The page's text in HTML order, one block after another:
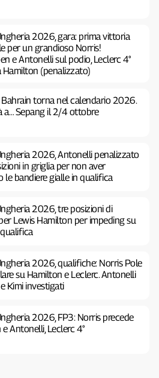
2026, gara: prima vittoria
per un grandioso Norris!
e Antonelli sul podio, Leclerc 4°
Hamilton (penalizzato)
Bahrain torna nel calendario 2026.
a… Sepang il 2/4 ottobre
2026, Antonelli penalizzato
in griglia per non aver
le bandiere gialle in qualifica
2026, tre posizioni di
Lewis Hamilton per impeding su
2026, qualifiche: Norris Pole
su Hamilton e Leclerc. Antonelli
e Kimi investigati
2026, FP3: Norris precede
Antonelli, Leclerc 4°